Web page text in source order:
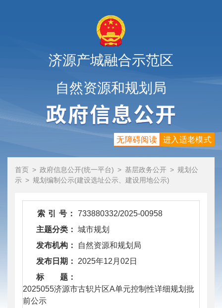
济源产城融合示范区
自然资源和规划局
进入适老模式
无障碍阅读
首页 > 政府信息公开(统一平台) > 基层政务公开 > 规划公
示 > 规划编制公示(建设选址公示、建设用地公示)
索 引 号：
733880332/2025-00958
主题分类： 城市规划
发布机构：
自然资源和规划局
发布日期：
2025年12月02日
标 题：
​ 2025055济源市古轵片区A单元控制性详细规划批
前公示